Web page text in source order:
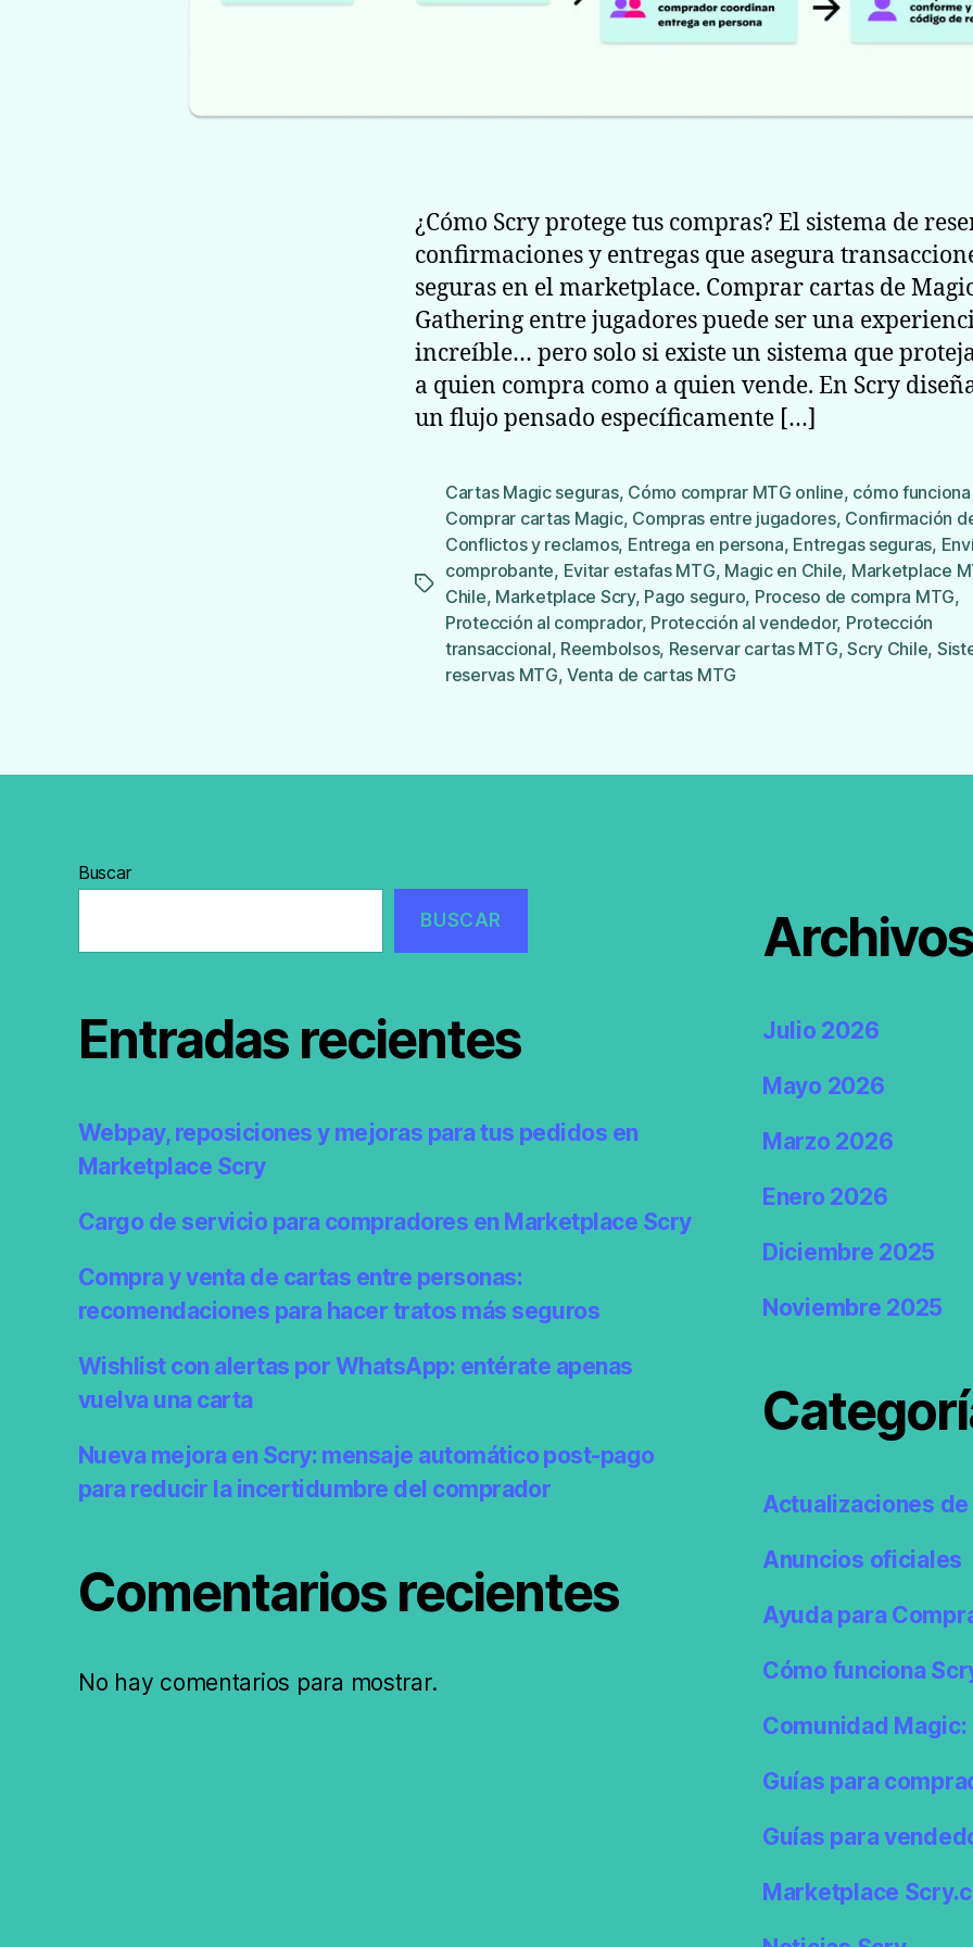
¿Cómo Scry protege tus compras? El sistema de
confirmaciones y entregas que asegura
seguras en el marketplace. Comprar cartas de
Gathering entre jugadores puede ser una
increíble… pero solo si existe un sistema que
a quien compra como a quien vende. En Scry
un flujo pensado específicamente […]
Etiquetas
Cartas Magic seguras, Cómo comprar MTG online, cómo
Comprar cartas Magic, Compras entre jugadores, Confirmación
Conflictos y reclamos, Entrega en persona, Entregas seguras,
comprobante, Evitar estafas MTG, Magic en Chile, Marketplace
Chile, Marketplace Scry, Pago seguro, Proceso de compra MTG,
Protección al comprador, Protección al vendedor, Protección
transaccional, Reembolsos, Reservar cartas MTG,Scry Chile,
reservas MTG,Venta de cartas MTG
Buscar
BUSCAR
Entradas recientes
Webpay, reposiciones y mejoras para tus pedidos en
Marketplace Scry
Cargo de servicio para compradores en Marketplace Scry
Compra y venta de cartas entre personas:
recomendaciones para hacer tratos más seguros
Wishlist con alertas por WhatsApp: entérate apenas
vuelva una carta
Nueva mejora en Scry: mensaje automático post-pago
para reducir la incertidumbre del comprador
Comentarios recientes
No hay comentarios para mostrar.
Julio 2026
Mayo 2026
Marzo 2026
Enero 2026
Diciembre 2025
Noviembre 2025
Actualizaciones
Anuncios oficiales
Ayuda para
Cómo funciona
Comunidad
Guías para
Guías para
Marketplace